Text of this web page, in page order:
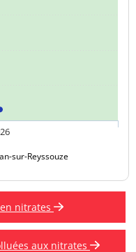
sur-Reyssouze
nitrates
aux nitrates